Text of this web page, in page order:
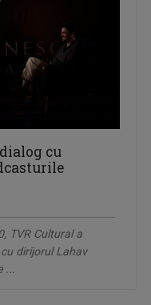
cu
TVR Cultural a
dirijorul Lahav